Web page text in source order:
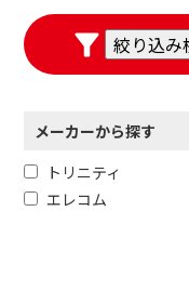
メーカーから探す
トリニティ
エレコム